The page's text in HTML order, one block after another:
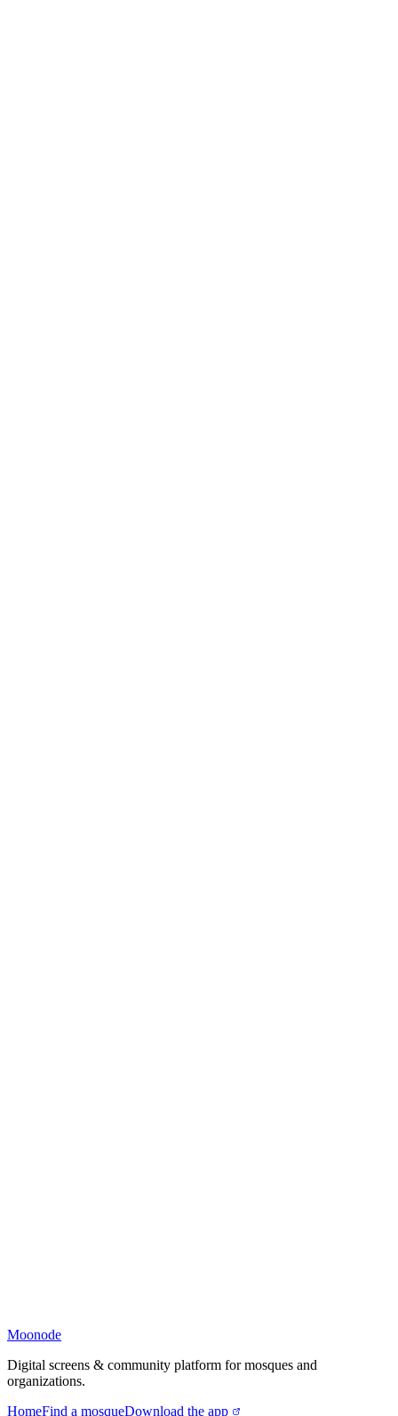
Moonode
Digital screens & community platform for mosques and
organizations.
HomeFind a mosqueDownload the app